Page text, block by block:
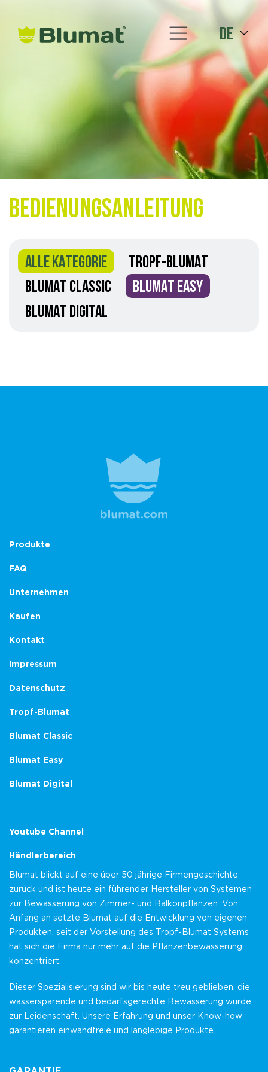
de
Bedienungsanleitung
ALLE KATEGORIE
TROPF-BLUMAT
BLUMAT CLASSIC
BLUMAT EASY
BLUMAT DIGITAL
Produkte
FAQ
Unternehmen
Kaufen
Kontakt
Impressum
Datenschutz
Tropf-Blumat
Blumat Classic
Blumat Easy
Blumat Digital
Youtube Channel
Händlerbereich
Blumat blickt auf eine über 50 jährige Firmengeschichte
zurück und ist heute ein führender Hersteller von Systemen
zur Bewässerung von Zimmer- und Balkonpflanzen. Von
Anfang an setzte Blumat auf die Entwicklung von eigenen
Produkten, seit der Vorstellung des Tropf-Blumat Systems
hat sich die Firma nur mehr auf die Pflanzenbewässerung
konzentriert.
Dieser Spezialisierung sind wir bis heute treu geblieben, die
wassersparende und bedarfsgerechte Bewässerung wurde
zur Leidenschaft. Unsere Erfahrung und unser Know-how
garantieren einwandfreie und langlebige Produkte.